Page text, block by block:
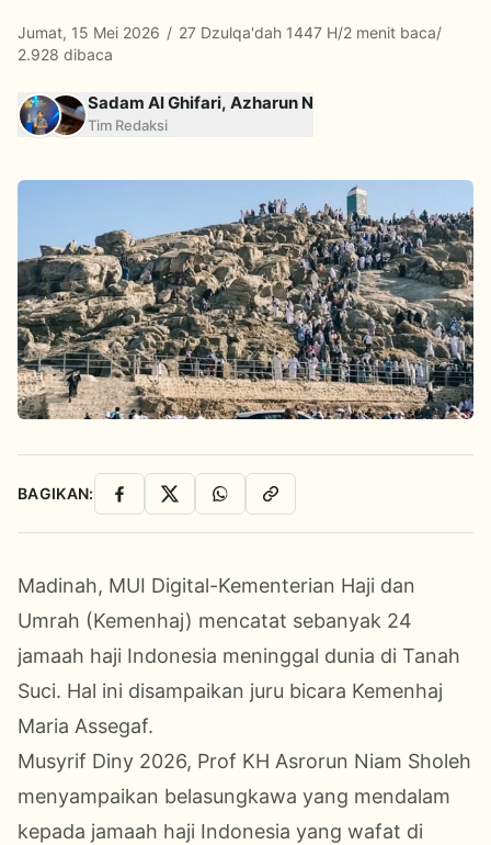
Jumat, 15 Mei 2026 / 27 Dzulqa'dah 1447 H/2 menit baca/
2.928 dibaca
Sadam Al Ghifari, Azharun N
Tim Redaksi
BAGIKAN: Facebook
X WhatsAppSalin Link
Madinah, MUI Digital-Kementerian Haji dan
Umrah (Kemenhaj) mencatat sebanyak 24
jamaah haji Indonesia meninggal dunia di Tanah
Suci. Hal ini disampaikan juru bicara Kemenhaj
Maria Assegaf.
Musyrif Diny 2026, Prof KH Asrorun Niam Sholeh
menyampaikan belasungkawa yang mendalam
kepada jamaah haji Indonesia yang wafat di